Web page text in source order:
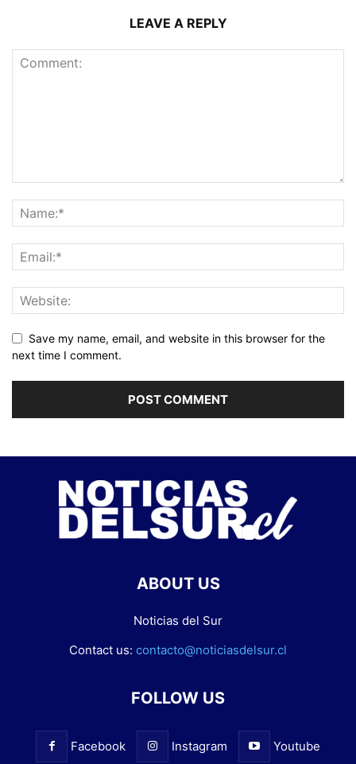
LEAVE A REPLY
Save my name, email, and website in this browser for the
next time I comment.
ABOUT US
Noticias del Sur
Contact us: contacto@noticiasdelsur.cl
FOLLOW US
Facebook Instagram Youtube